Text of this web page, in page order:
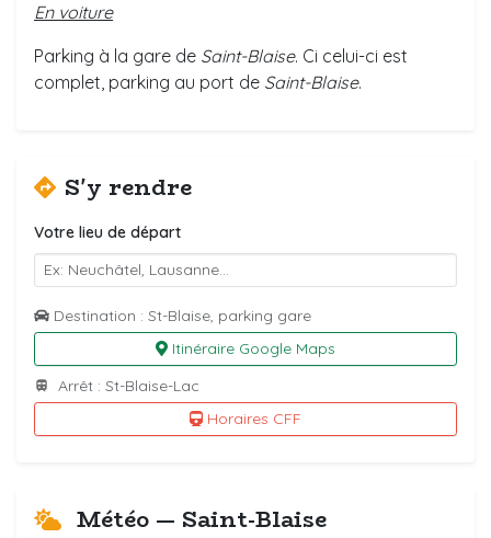
En voiture
Parking à la gare de Saint-Blaise. Ci celui-ci est
complet, parking au port de Saint-Blaise.
S'y rendre
Votre lieu de départ
Destination : St-Blaise, parking gare
Itinéraire Google Maps
Arrêt : St-Blaise-Lac
Horaires CFF
Météo — Saint-Blaise